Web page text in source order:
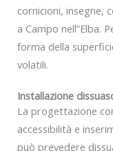
cornicioni, insegne,
a Campo nell”Elba.
forma della
volatili.
Installazione
La progettazione
accessibilità e
può prevedere